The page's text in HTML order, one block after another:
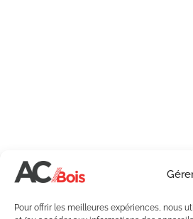
Pour offrir les meilleures expériences, nous